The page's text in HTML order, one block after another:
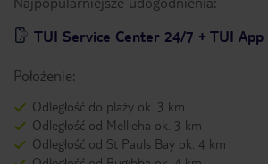
TUI Service Center 24/7 + TUI App
Położenie:
Odległość do plaży ok. 3 km
Odległość od Mellieha ok. 3 km
Odległość od St Pauls Bay ok. 4 km